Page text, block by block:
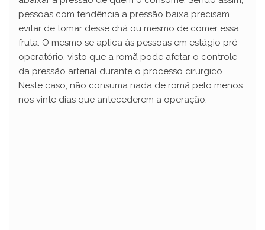
pessoas com tendência a pressão baixa precisam
evitar de tomar desse chá ou mesmo de comer essa
fruta. O mesmo se aplica às pessoas em estágio pré-
operatório, visto que a romã pode afetar o controle
da pressão arterial durante o processo cirúrgico.
Neste caso, não consuma nada de romã pelo menos
nos vinte dias que antecederem a operação.